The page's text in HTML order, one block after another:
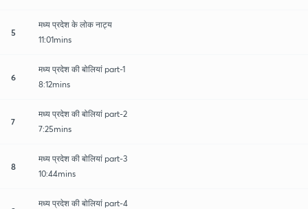
5
मध्य प्रदेश के लोक नाट्य
11:01mins
6
मध्य प्रदेश की बोलियां part-1
8:12mins
7
मध्य प्रदेश की बोलियां part-2
7:25mins
8
मध्य प्रदेश की बोलियां part-3
10:44mins
मध्य प्रदेश की बोलियां part-4